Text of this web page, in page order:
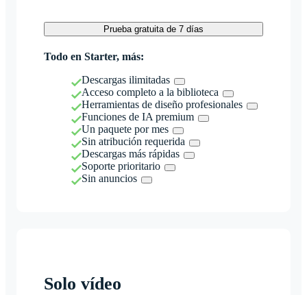
Prueba gratuita de 7 días
Todo en Starter, más:
Descargas ilimitadas
Acceso completo a la biblioteca
Herramientas de diseño profesionales
Funciones de IA premium
Un paquete por mes
Sin atribución requerida
Descargas más rápidas
Soporte prioritario
Sin anuncios
Solo vídeo